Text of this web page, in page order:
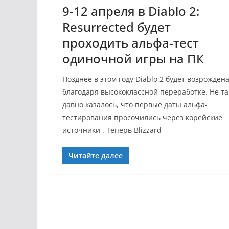
9-12 апреля в Diablo 2:
Resurrected будет
проходить альфа-тест
одиночной игры на ПК
Позднее в этом году Diablo 2 будет возрождена
благодаря высококлассной переработке. Не
давно казалось, что первые даты альфа-
тестирования просочились через корейские
источники . Теперь Blizzard
Читайте далее